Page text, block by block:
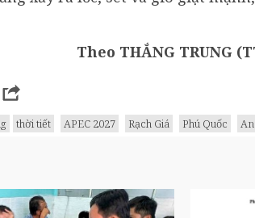
Theo THẮNG TRUNG
thời tiết APEC 2027 Rạch Giá Phú Quốc